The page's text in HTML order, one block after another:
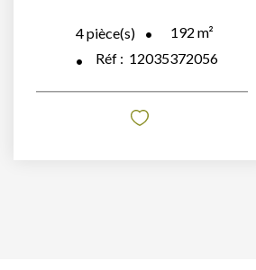
4pièce(s) 192 m²
Réf : 12035372056